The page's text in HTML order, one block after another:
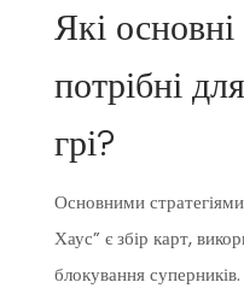
Які основні
потрібні
грі?
Основними
Хаус” є збір карт,
блокування суперників.